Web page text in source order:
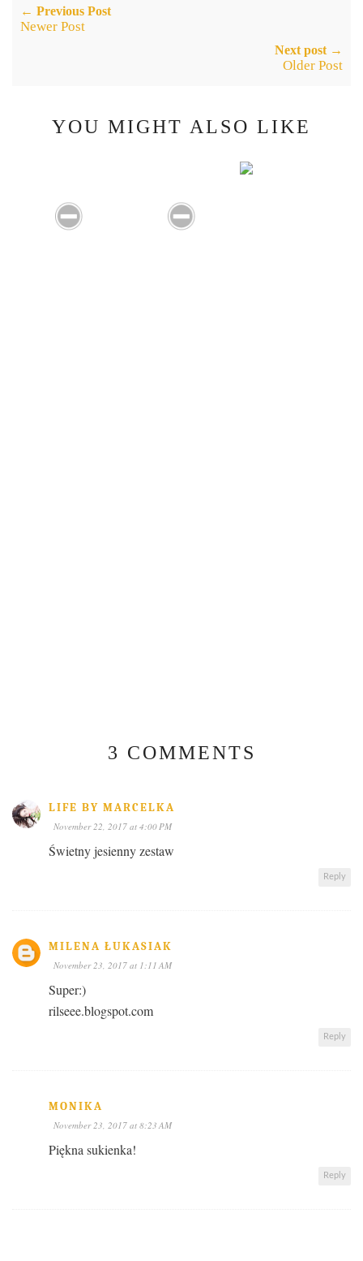
← Previous Post
Newer Post
Next post →
Older Post
YOU MIGHT ALSO LIKE
3 COMMENTS
LIFE BY MARCELKA
November 22, 2017 at 4:00 PM
Świetny jesienny zestaw
Reply
MILENA ŁUKASIAK
November 23, 2017 at 1:11 AM
Super:)
rilseee.blogspot.com
Reply
MONIKA
November 23, 2017 at 8:23 AM
Piękna sukienka!
Reply